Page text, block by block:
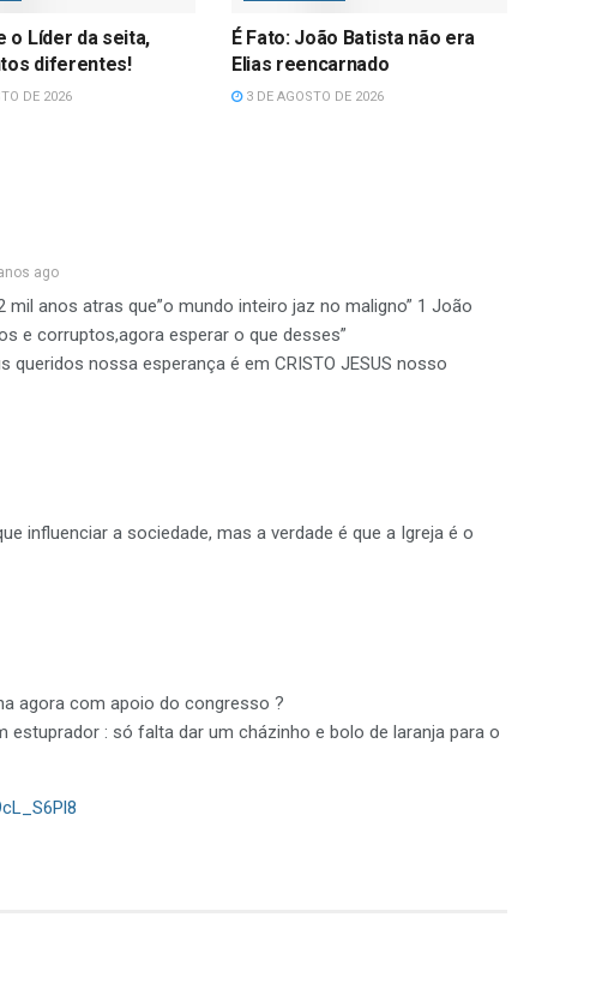
o Líder da seita,
diferentes!
DE 2026
É Fato: João Batista não era
Elias reencarnado
3 DE AGOSTO DE 2026
ago
anos atras que”o mundo inteiro jaz no maligno” 1 João
e corruptos,agora esperar o que desses”
queridos nossa esperança é em CRISTO JESUS nosso
influenciar a sociedade, mas a verdade é que a Igreja é o
agora com apoio do congresso ?
: só falta dar um cházinho e bolo de laranja para o